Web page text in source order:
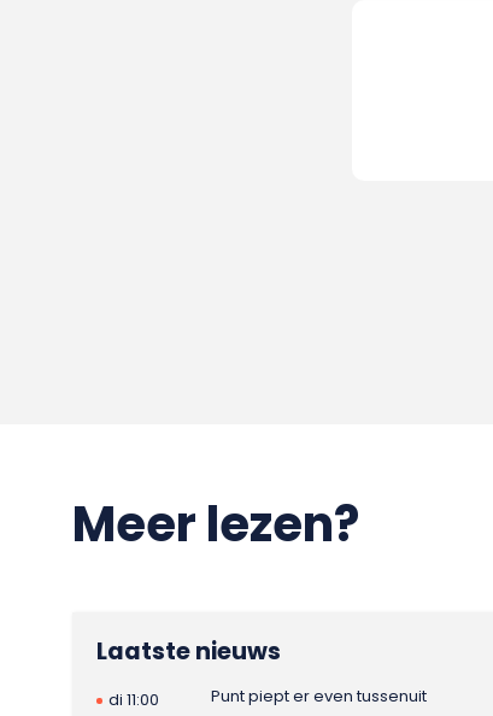
Meer lezen?
Laatste nieuws
di 11:00
Punt piept er even tussenuit